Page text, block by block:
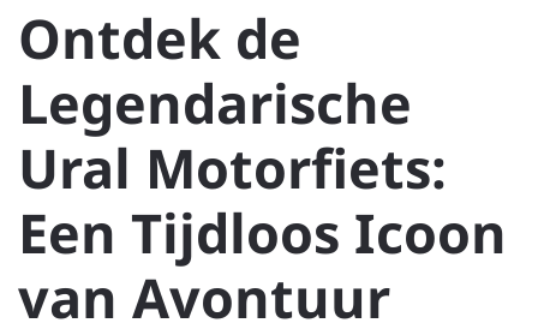
Ontdek de
Legendarische
Ural Motorfiets:
Een Tijdloos Icoon
van Avontuur